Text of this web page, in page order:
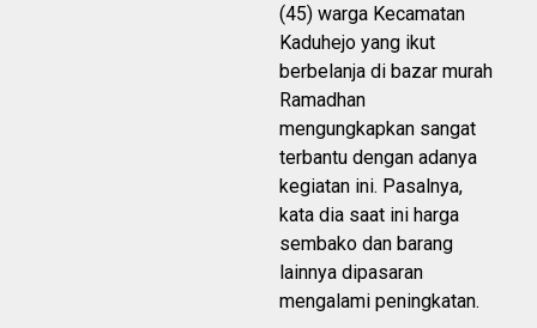
(45) warga Kecamatan
Kaduhejo yang ikut
berbelanja di bazar murah
Ramadhan
mengungkapkan sangat
terbantu dengan adanya
kegiatan ini. Pasalnya,
kata dia saat ini harga
sembako dan barang
lainnya dipasaran
mengalami peningkatan.